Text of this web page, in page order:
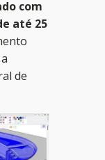
com
até 25
de